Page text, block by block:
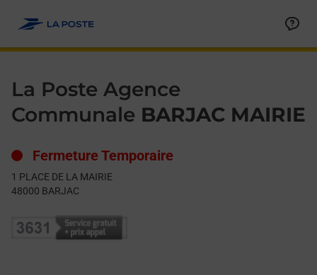
La Poste Agence
Communale BARJAC MAIRIE
Fermeture Temporaire
1 PLACE DE LA MAIRIE
48000 BARJAC